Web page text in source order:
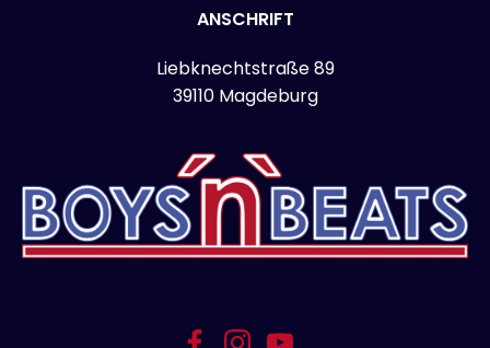
ANSCHRIFT
Liebknechtstraße 89
39110 Magdeburg